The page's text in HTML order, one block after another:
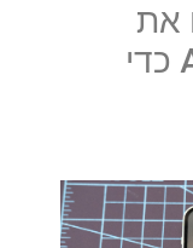
את
אפליקציית Apple Watch כדי